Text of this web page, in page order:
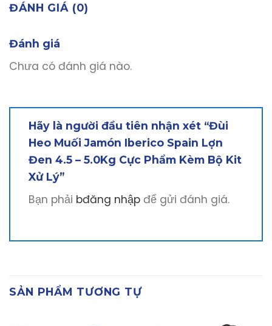
ĐÁNH GIÁ (0)
Đánh giá
Chưa có đánh giá nào.
Hãy là người đầu tiên nhận xét “Đùi
Heo Muối Jamón Iberico Spain Lợn
Đen 4.5 – 5.0Kg Cực Phẩm Kèm Bộ Kit
Xử Lý”
Bạn phải bđăng nhập để gửi đánh giá.
SẢN PHẨM TƯƠNG TỰ